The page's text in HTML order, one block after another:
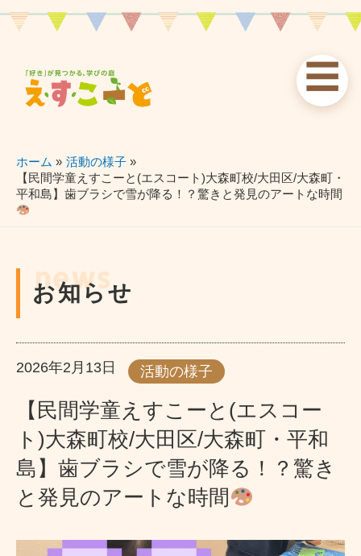
☰
お知らせ
news
えすこーと 各校案内
schools
ホーム
活動の様子
【民間学童えすこーと(エスコート)大森町校/大田区/大森町・
平和島】歯ブラシで雪が降る！？驚きと発見のアートな時間
news
お知らせ
2026年2月13日 活動の様子
【民間学童えすこーと(エスコー
ト)大森町校/大田区/大森町・平和
島】歯ブラシで雪が降る！？驚き
と発見のアートな時間